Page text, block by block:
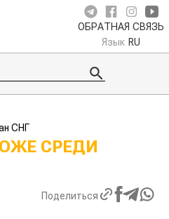
ОБРАТНАЯ СВЯЗЬ
Язык RU
СНГ
СРЕДИ
Поделиться